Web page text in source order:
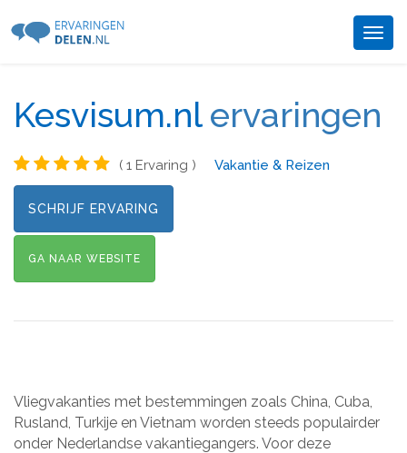
Kesvisum.nlervaringen
( 1 Ervaring ) Vakantie & Reizen
SCHRIJF ERVARING
GA NAAR WEBSITE
Vliegvakanties met bestemmingen zoals China, Cuba,
Rusland, Turkije en Vietnam worden steeds populairder
onder Nederlandse vakantiegangers. Voor deze